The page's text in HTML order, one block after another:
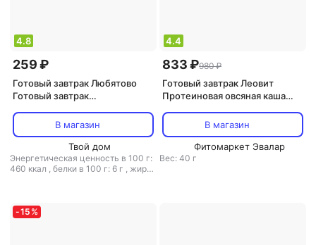
4.8
259 ₽
Готовый завтрак Любятово
Готовый завтрак
В магазин
Твой дом
Энергетическая ценность в 100 г:
460 ккал , белки в 100 г: 6 г , жиры
4.4
833 ₽980 ₽
Готовый завтрак Леовит
Протеиновая овсяная каша
льном, Ассорти Черника,
Малина, 10 штук по 40 г
В магазин
Фитомаркет Эвалар
Вес: 40 г
-15 %